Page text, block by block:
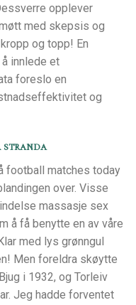
opplever
med skepsis og
og topp! En
innlede et
foreslo en
og
stranda
football matches today
over. Visse
massasje sex
å få benytte en av våre
med lys grønngul
Men foreldra skøytte
i 1932, og Torleiv
Jeg hadde forventet